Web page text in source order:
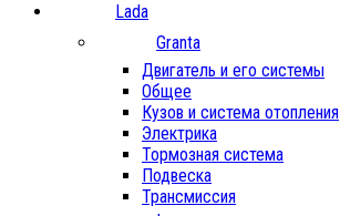
Lada
Granta
Двигатель и его системы
Общее
Кузов и система отопления
Электрика
Тормозная система
Подвеска
Трансмиссия